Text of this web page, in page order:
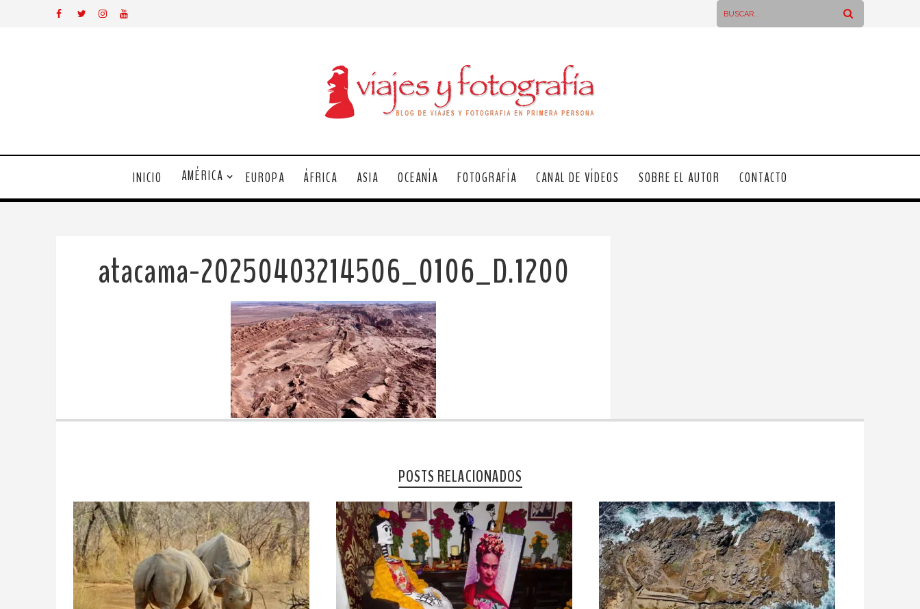
INICIO AMÉRICA EUROPA ÁFRICA ASIA OCEANÍA FOTOGRAFÍA CANAL DE VÍDEOS SOBRE EL AUTOR CONTACTO
atacama-20250403214506_0106_D.1200
POSTS RELACIONADOS